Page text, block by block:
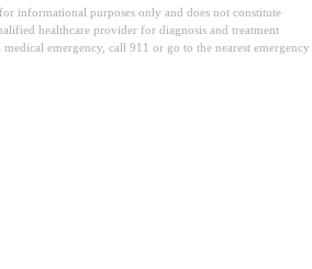
informational purposes only and does not constitute
healthcare provider for diagnosis and treatment
emergency, call 911 or go to the nearest emergency